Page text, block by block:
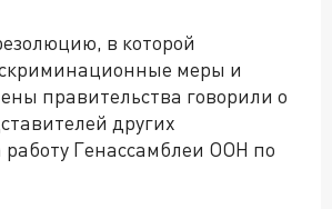
в которой
меры и
правительства говорили о
других
Генассамблеи ООН по